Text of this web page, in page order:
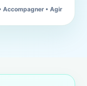
Accompagner • Agir